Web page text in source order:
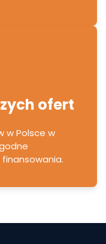
ofert
w Polsce w